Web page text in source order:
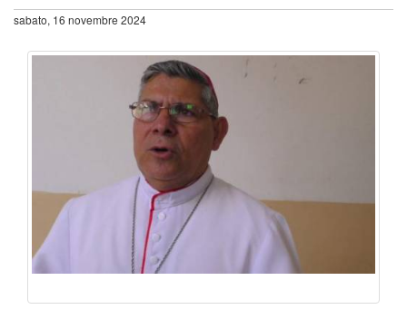
sabato, 16 novembre 2024